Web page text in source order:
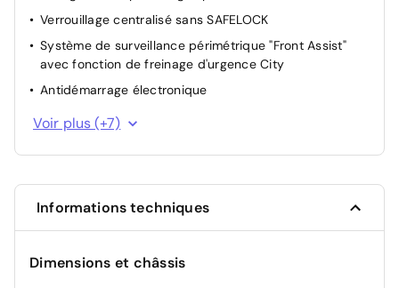
Verrouillage centralisé sans SAFELOCK
Système de surveillance périmétrique "Front Assist"
avec fonction de freinage d'urgence City
Antidémarrage électronique
Système de contrôle de l'état des pneus
feux de jour LED, fonction leaving home et fonction
Détecteur de pluie
Réglage du site des phares
Détection de fatigue
Voir plus (+7)
Informations techniques
Dimensions et châssis